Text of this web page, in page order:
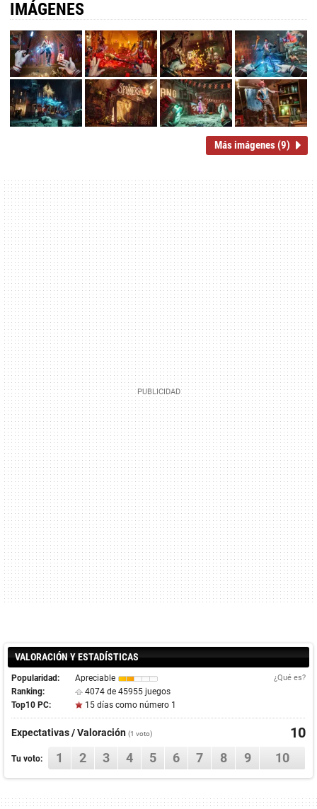
IMÁGENES
Más imágenes (9)
VALORACIÓN Y ESTADÍSTICAS
Popularidad: Apreciable ¿Qué es?
Ranking:
4074 de 45955 juegos
Top10 PC:
15 días como número 1
Expectativas / Valoración (1 voto) 10
Tu voto: 1 2 3 4 5 6 7 8 9 10